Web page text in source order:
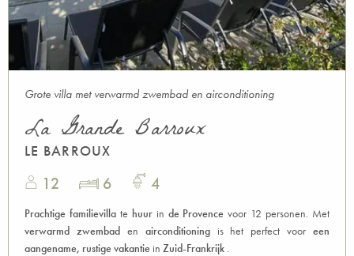
Grote villa met verwarmd zwembad en airconditioning
La Grande Barroux
LE BARROUX
12 6 4
Prachtige familievillate huurin de Provence voor 12 personen. Met
verwarmd zwembaden airconditioningis het perfect voor een
aangename, rustige vakantie in Zuid-Frankrijk .